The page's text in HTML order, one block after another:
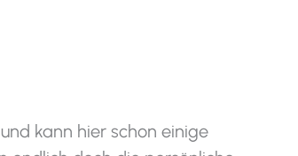
kann hier schon einige